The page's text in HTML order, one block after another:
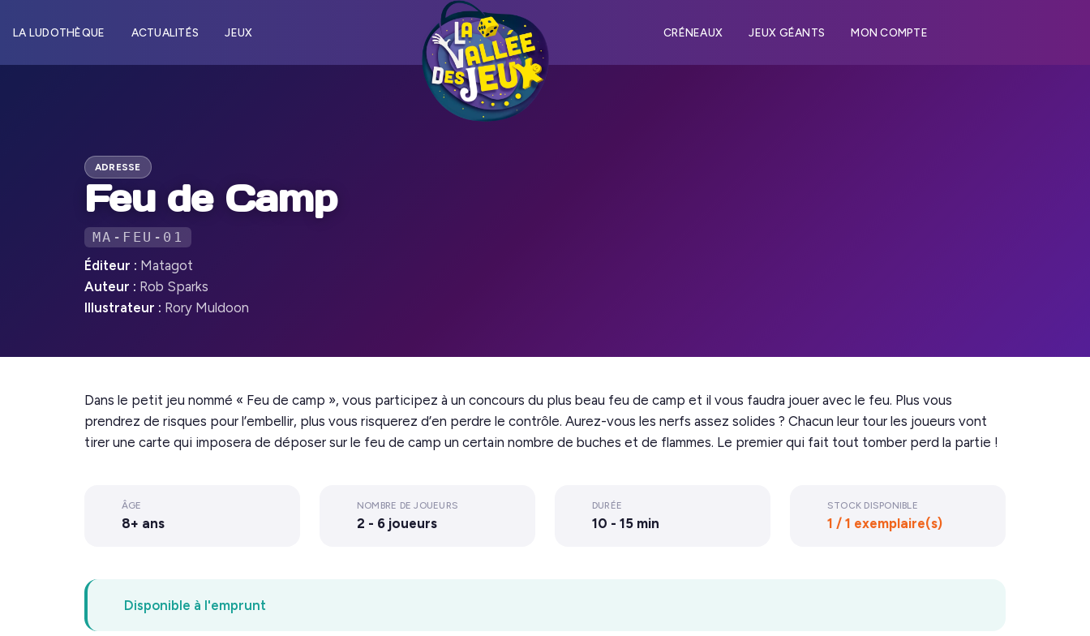
LA LUDOTHÈQUE ACTUALITÉS JEUX CRÉNEAUX JEUX GÉANTS MON COMPTE
ADRESSE
Feu de Camp
MA-FEU-01
Éditeur : Matagot
Auteur : Rob Sparks
Illustrateur : Rory Muldoon
Dans le petit jeu nommé « Feu de camp », vous participez à un concours du plus beau feu de camp et il vous faudra jouer avec le feu. Plus vous
prendrez de risques pour l’embellir, plus vous risquerez d’en perdre le contrôle. Aurez-vous les nerfs assez solides ? Chacun leur tour les joueurs vont
tirer une carte qui imposera de déposer sur le feu de camp un certain nombre de buches et de flammes. Le premier qui fait tout tomber perd la partie !
ÂGE
8+ ans
NOMBRE DE JOUEURS
2 - 6 joueurs
DURÉE
10 - 15 min
STOCK DISPONIBLE
1 / 1 exemplaire(s)
Disponible à l'emprunt